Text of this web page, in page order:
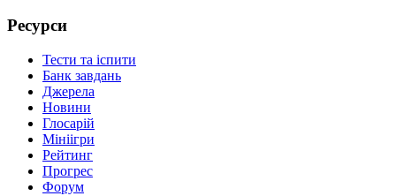
Ресурси
Тести та іспити
Банк завдань
Джерела
Новини
Глосарій
Мініігри
Рейтинг
Прогрес
Форум